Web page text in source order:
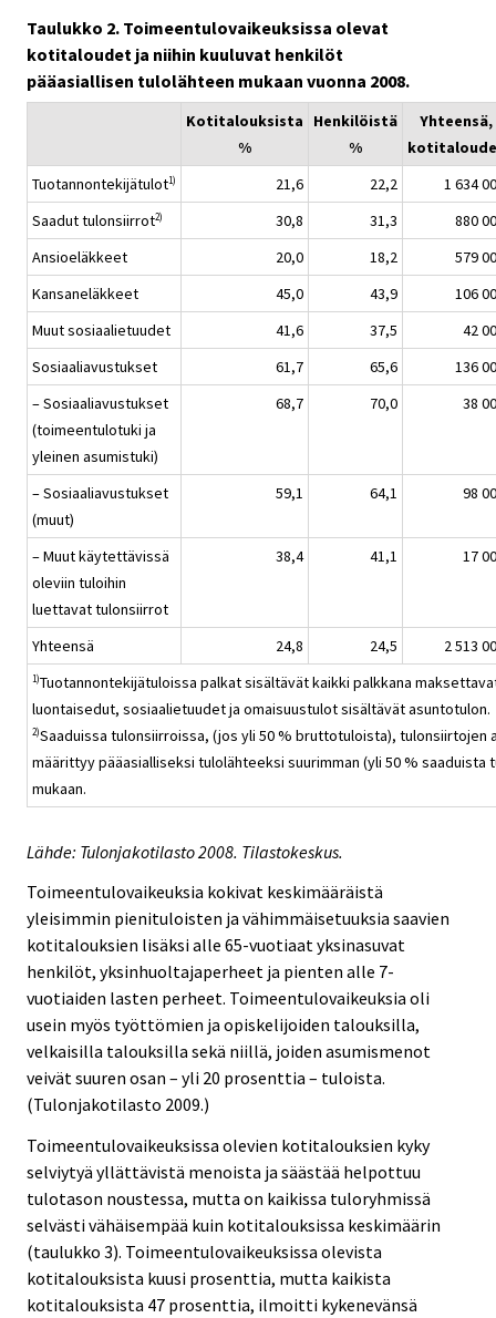
Taulukko 2. Toimeentulovaikeuksissa olevat
kotitaloudet ja niihin kuuluvat henkilöt
pääasiallisen tulolähteen mukaan vuonna 2008.
Kotitalouksista
%
Henkilöistä
%
Yhteensä,
Tuotannontekijätulot1) 21,6 22,2
1 634
Saadut tulonsiirrot2) 30,8 31,3
880
Ansioeläkkeet
20,0 18,2
579
Kansaneläkkeet
45,0 43,9
106
Muut sosiaalietuudet
41,6 37,5
42
Sosiaaliavustukset
61,7 65,6
136
– Sosiaaliavustukset
(toimeentulotuki ja
yleinen asumistuki)
68,7 70,0 38
– Sosiaaliavustukset
(muut)
59,1 64,1 98
– Muut käytettävissä
oleviin tuloihin
luettavat tulonsiirrot
38,4 41,1 17
Yhteensä 24,8 24,5 2 513
1)Tuotannontekijätuloissa palkat sisältävät kaikki palkkana
luontaisedut, sosiaalietuudet ja omaisuustulot sisältävät asuntotulon.
2)Saaduissa tulonsiirroissa, (jos yli 50 % bruttotuloista), tulonsiirtojen
määrittyy pääasialliseksi tulolähteeksi suurimman (yli 50 % saaduista
mukaan.
Lähde: Tulonjakotilasto 2008. Tilastokeskus.
Toimeentulovaikeuksia kokivat keskimääräistä
yleisimmin pienituloisten ja vähimmäisetuuksia saavien
kotitalouksien lisäksi alle 65-vuotiaat yksinasuvat
henkilöt, yksinhuoltajaperheet ja pienten alle 7-
vuotiaiden lasten perheet. Toimeentulovaikeuksia oli
usein myös työttömien ja opiskelijoiden talouksilla,
velkaisilla talouksilla sekä niillä, joiden asumismenot
veivät suuren osan – yli 20 prosenttia – tuloista.
(Tulonjakotilasto 2009.)
Toimeentulovaikeuksissa olevien kotitalouksien kyky
selviytyä yllättävistä menoista ja säästää helpottuu
tulotason noustessa, mutta on kaikissa tuloryhmissä
selvästi vähäisempää kuin kotitalouksissa keskimäärin
(taulukko 3). Toimeentulovaikeuksissa olevista
kotitalouksista kuusi prosenttia, mutta kaikista
kotitalouksista 47 prosenttia, ilmoitti kykenevänsä